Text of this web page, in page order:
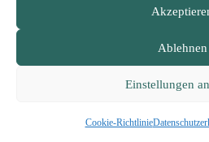
Ablehnen
Einstellungen
Cookie-Richtlinie
Datenschutzerklärung